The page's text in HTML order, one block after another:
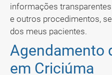
informações
e outros procedimentos,
dos meus pacientes.
Agendamento
em Criciúma